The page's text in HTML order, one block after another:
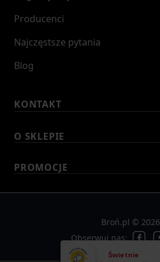
Producent Benchmade, USA
Symbol dostawcy 940
Świetnie
Producenci
Najczęstsze pytania
Blog
KONTAKT
O SKLEPIE
PROMOCJE
Broń.pl © 2026
Obserwuj nas: